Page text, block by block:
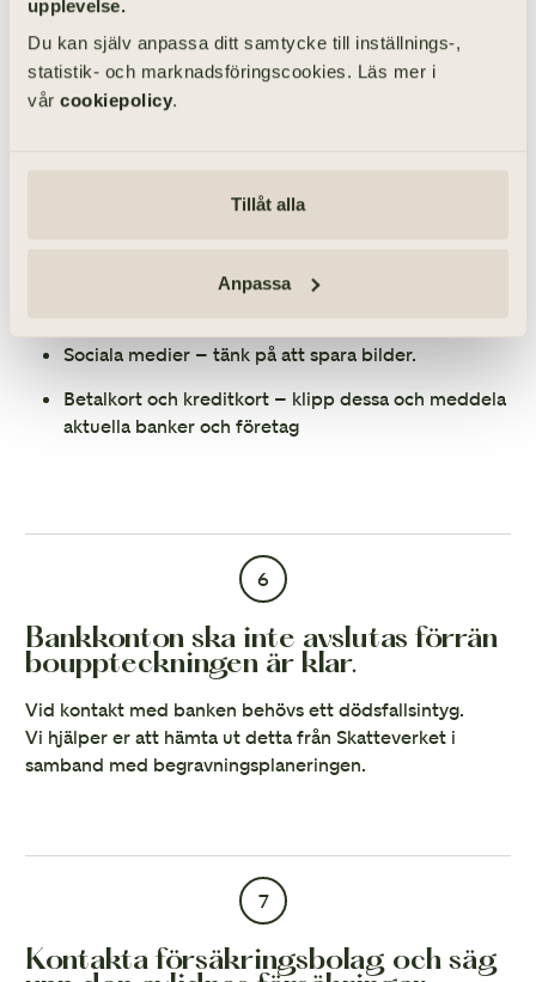
upplevelse.
Du kan själv anpassa ditt samtycke till inställnings-,
statistik- och marknadsföringscookies. Läs mer i
vår cookiepolicy.
Tillåt alla
Anpassa
abonnemang
Hyresavtal – hyreslägenheter har en månads
Sociala medier – tänk på att spara bilder.
Betalkort och kreditkort – klipp dessa och meddela
aktuella banker och företag
6
Bankkonton ska inte avslutas förrän
bouppteckningen är klar.
Vid kontakt med banken behövs ett dödsfallsintyg.
Vi hjälper er att hämta ut detta från Skatteverket i
samband med begravningsplaneringen.
7
Kontakta försäkringsbolag och säg